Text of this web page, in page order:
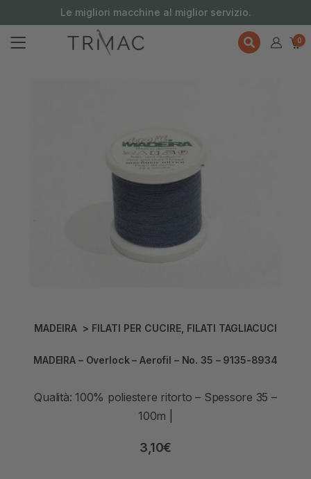
Le migliori macchine al miglior servizio.
0
MADEIRA > FILATI PER CUCIRE FILATI TAGLIACUCI
MADEIRA – Overlock – Aerofil – No. 35 – 9135-8934
Qualità: 100% poliestere ritorto – Spessore 35 –
100m |
3,10€